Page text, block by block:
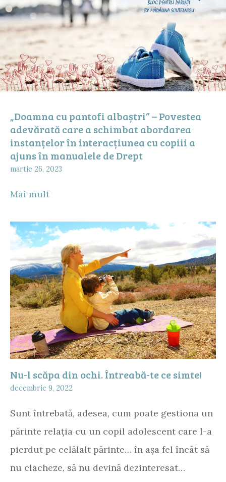
„Doamna cu pantofi albaștri” – Povestea
adevărată care a schimbat abordarea
instanțelor în interacțiunea cu copiii a
ajuns în manualele de Drept
martie 26, 2023
Mai mult
Nu-l scăpa din ochi. Întreabă-te ce simte!
decembrie 9, 2022
Sunt întrebată, adesea, cum poate gestiona un
părinte relația cu un copil adolescent care l-a
pierdut pe celălalt părinte… în așa fel încât să
nu clacheze, să nu devină dezinteresat…